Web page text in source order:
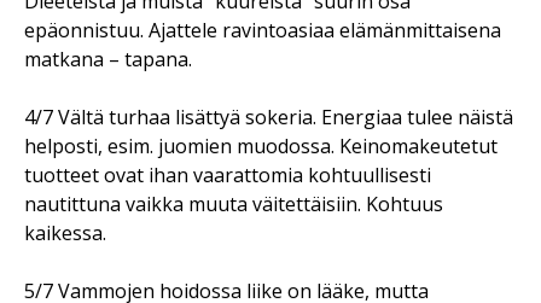
epäonnistuu. Ajattele ravintoasiaa elämänmittaisena
matkana – tapana.
4/7 Vältä turhaa lisättyä sokeria. Energiaa tulee näistä
helposti, esim. juomien muodossa. Keinomakeutetut
tuotteet ovat ihan vaarattomia kohtuullisesti
nautittuna vaikka muuta väitettäisiin. Kohtuus
kaikessa.
5/7 Vammojen hoidossa liike on lääke, mutta